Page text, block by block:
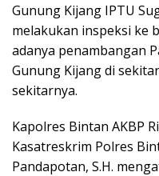
Gunung Kijang IPTU
melakukan inspeksi ke
adanya penambangan
Gunung Kijang di
sekitarnya.
Kapolres Bintan AKBP
Kasatreskrim Polres
Pandapotan, S.H.